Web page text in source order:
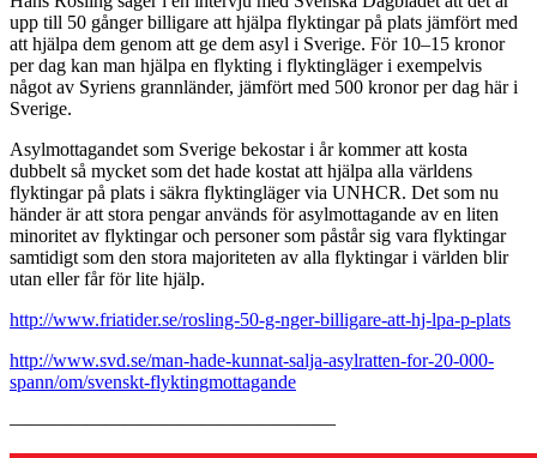
upp till 50 gånger billigare att hjälpa flyktingar på plats jämfört med
att hjälpa dem genom att ge dem asyl i Sverige. För 10–15 kronor
per dag kan man hjälpa en flykting i flyktingläger i exempelvis
något av Syriens grannländer, jämfört med 500 kronor per dag här i
Sverige.
Asylmottagandet som Sverige bekostar i år kommer att kosta
dubbelt så mycket som det hade kostat att hjälpa alla världens
flyktingar på plats i säkra flyktingläger via UNHCR. Det som nu
händer är att stora pengar används för asylmottagande av en liten
minoritet av flyktingar och personer som påstår sig vara flyktingar
samtidigt som den stora majoriteten av alla flyktingar i världen blir
utan eller får för lite hjälp.
http://www.friatider.se/rosling-50-g-nger-billigare-att-hj-lpa-p-plats
http://www.svd.se/man-hade-kunnat-salja-asylratten-for-20-000-
spann/om/svenskt-flyktingmottagande
—————————————————